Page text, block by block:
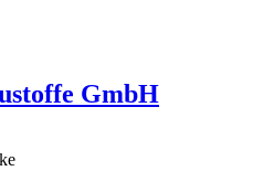
GmbH